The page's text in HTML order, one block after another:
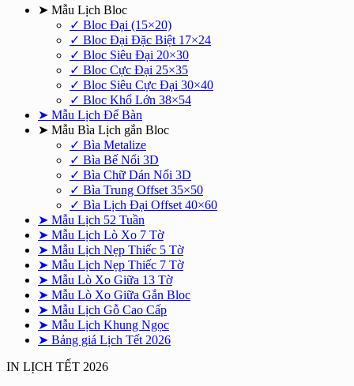
➤ Mẫu Lịch Bloc
✓ Bloc Đại (15×20)
✓ Bloc Đại Đặc Biệt 17×24
✓ Bloc Siêu Đại 20×30
✓ Bloc Cực Đại 25×35
✓ Bloc Siêu Cực Đại 30×40
✓ Bloc Khổ Lớn 38×54
➤ Mẫu Lịch Để Bàn
➤ Mẫu Bìa Lịch gắn Bloc
✓ Bìa Metalize
✓ Bìa Bế Nổi 3D
✓ Bìa Chữ Dán Nổi 3D
✓ Bìa Trung Offset 35×50
✓ Bìa Lịch Đại Offset 40×60
➤ Mẫu Lịch 52 Tuần
➤ Mẫu Lịch Lò Xo 7 Tờ
➤ Mẫu Lịch Nẹp Thiếc 5 Tờ
➤ Mẫu Lịch Nẹp Thiếc 7 Tờ
➤ Mẫu Lò Xo Giữa 13 Tờ
➤ Mẫu Lò Xo Giữa Gắn Bloc
➤ Mẫu Lịch Gỗ Cao Cấp
➤ Mẫu Lịch Khung Ngọc
➤ Bảng giá Lịch Tết 2026
IN LỊCH TẾT 2026